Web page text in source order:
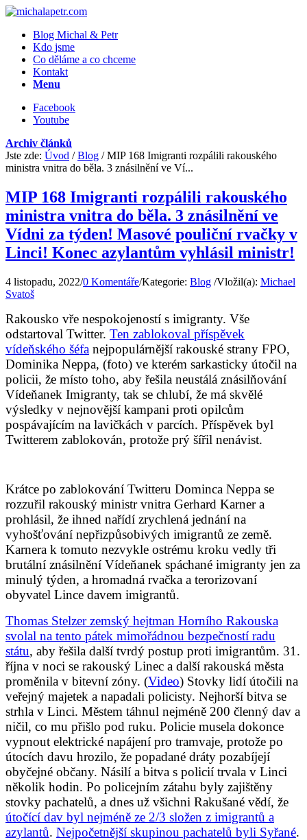
Blog Michal & Petr
Kdo jsme
Co děláme a co chceme
Kontakt
Menu
Facebook
Youtube
Archiv článků
Jste zde: Úvod / Blog / MIP 168 Imigranti rozpálili rakouského
ministra vnitra do běla. 3 znásilnění ve Ví...
MIP 168 Imigranti rozpálili rakouského
ministra vnitra do běla. 3 znásilnění ve
Vídni za týden! Masové pouliční rvačky v
Linci! Konec azylantům vyhlásil ministr!
4 listopadu, 2022/0 Komentáře/Kategorie: Blog /Vložil(a): Michael
Svatoš
Rakousko vře nespokojeností s imigranty. Vše
odstartoval Twitter. Ten zablokoval příspěvek
vídeňského šéfa nejpopulárnější rakouské strany FPO,
Dominika Neppa, (foto) ve kterém sarkasticky útočil na
policii, že místo toho, aby řešila neustálá znásilňování
Vídeňanek Imigranty, tak se chlubí, že má skvělé
výsledky v nejnovější kampani proti opilcům
pospávajícím na lavičkách v parcích. Příspěvek byl
Twitterem zablokován, protože prý šířil nenávist.
Krátce po zablokování Twitteru Dominca Neppa se
rozzuřil rakouský ministr vnitra Gerhard Karner a
prohlásil, že ihned nařídí zrychlená jednání na
vyhošťování nepřizpůsobivých imigrantů ze země.
Karnera k tomuto nezvykle ostrému kroku vedly tři
brutální znásilnění Vídeňanek spáchané imigranty jen za
minulý týden, a hromadná rvačka a terorizovaní
obyvatel Lince davem imigrantů.
Thomas Stelzer zemský hejtman Horního Rakouska
svolal na tento pátek mimořádnou bezpečností radu
státu, aby řešila další tvrdý postup proti imigrantům. 31.
října v noci se rakouský Linec a další rakouská města
proměnila v bitevní zóny. (Video) Stovky lidí útočili na
veřejný majetek a napadali policisty. Nejhorší bitva se
strhla v Linci. Městem táhnul nejméně 200 členný dav a
ničil, co mu přišlo pod ruku. Policie musela dokonce
vypnout elektrické napájení pro tramvaje, protože po
útocích davu hrozilo, že popadané dráty pozabíjejí
obyčejné občany. Násilí a bitva s policií trvala v Linci
několik hodin. Po policejním zátahu byly zajištěny
stovky pachatelů, a dnes už všichni Rakušané vědí, že
útočící dav byl nejméně ze 2/3 složen z imigrantů a
azylantů. Nejpočetnější skupinou pachatelů byli Syřané.